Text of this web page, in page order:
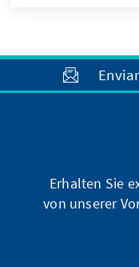
Deutschland.
Erhalten Sie
von unserer